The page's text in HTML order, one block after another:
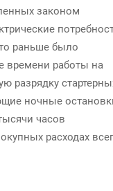
законом
раньше было
времени работы на
разрядку
ночные
часов
расходах